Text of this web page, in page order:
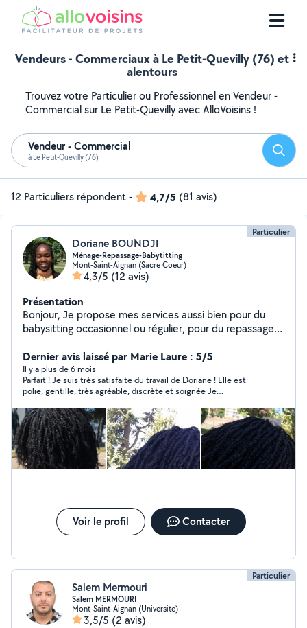
Vendeurs - Commerciaux à Le Petit-Quevilly (76) et
alentours
Trouvez votre Particulier ou Professionnel en Vendeur -
Commercial sur Le Petit-Quevilly avec AlloVoisins !
Vendeur - Commercial
à Le Petit-Quevilly (76)
12 Particuliers répondent- 4,7/5 (81 avis)
Particulier
Doriane BOUNDJI
Ménage-Repassage-Babytitting
Mont-Saint-Aignan (Sacre Coeur)
4,3/5 (12 avis)
Présentation
Bonjour, Je propose mes services aussi bien pour du
babysitting occasionnel ou régulier, pour du repassage
encombrées. J'ai déjà effectué du babysitting dans mon
entourage, les enfants avaient entre 6mois et 12 ans. Et
j'ai fait du bénévolat auprès d'une jeune de 8ans pour
l'aide aux devoirs. Vous pouvez aussi me contacter pour
la coiffure protectrice des MINITWISTS à partir de 30
euros. Je suis plutôt responsable et rassurante.
N'hésitez pas à m'envoyer un message pour plus
d'informations.
Dernier avis laissé par Marie Laure : 5/5
Il y a plus de 6 mois
Parfait ! Je suis très satisfaite du travail de Doriane ! Elle est
polie, gentille, très agréable, discrète et soignée Je
Voir le profil Contacter
Particulier
Salem Mermouri
Salem MERMOURI
Mont-Saint-Aignan (Universite)
3,5/5 (2 avis)